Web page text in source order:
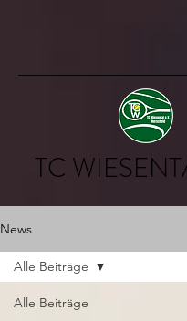
TC
News
Alle Beiträge
Alle Beiträge